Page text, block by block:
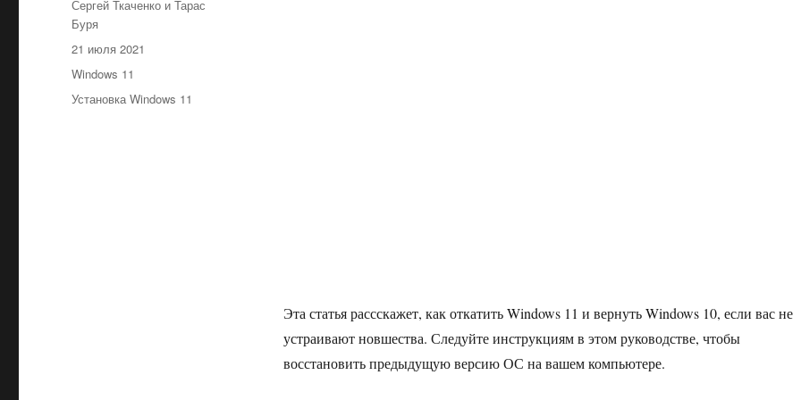
Эта статья рассскажет, как откатить Windows 11 и вернуть Windows 10, если вас не
устраивают новшества. Следуйте инструкциям в этом руководстве, чтобы
восстановить предыдущую версию ОС на вашем компьютере.
Автор
Сергей Ткаченко и Тарас
Буря
Опубликовано
21 июля 2021
Рубрики
Windows 11
Метки
Установка Windows 11